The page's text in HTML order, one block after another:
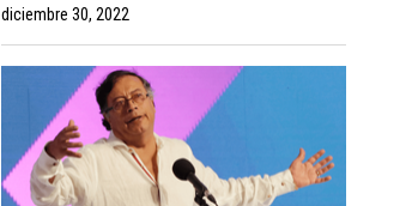
diciembre 30, 2022